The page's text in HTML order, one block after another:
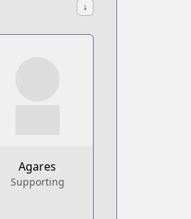
↓
Agares
Supporting